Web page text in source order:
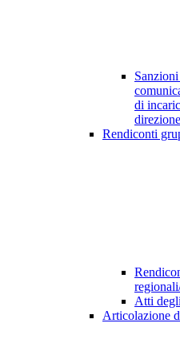
di
Rendiconti
Atti
Articolazione